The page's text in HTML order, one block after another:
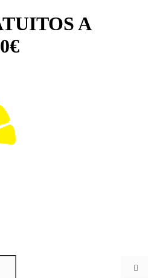
A
